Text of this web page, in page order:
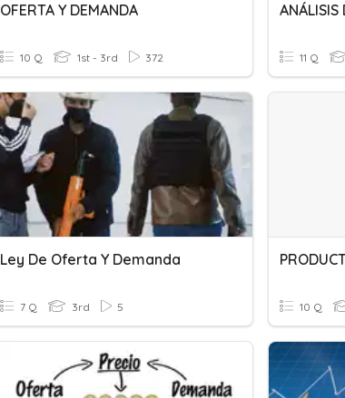
OFERTA Y DEMANDA
10 Q 1st - 3rd 372 11 Q
Ley De Oferta Y Demanda
7 Q 3rd 5 10 Q